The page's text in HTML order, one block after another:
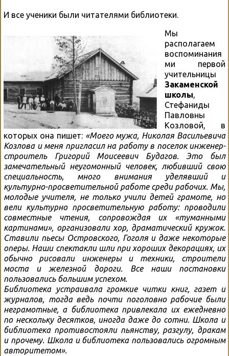
И все ученики были читателями библиотеки.
Мы
располагаем
воспоминания
ми первой
учительницы
Закаменской
школы,
Стефаниды
Павловны
Козловой, в
которых она пишет: «Моего мужа, Николая Васильевича
Козлова и меня пригласил на работу в поселок инженер-
строитель Григорий Моисеевич Будагов. Это был
замечательный неугомонный человек, любивший свою
специальность, много внимания уделявший и
культурно-просветительной работе среди рабочих. Мы,
молодые учителя, не только учили детей грамоте, но
вели культурно просветительную работу: проводили
совместные чтения, сопровождая их «туманными
картинами», организовали хор, драматический кружок.
Ставили пьесы Островского, Гоголя и даже некоторые
оперы. Наши спектакли шли при хороших декорациях, их
обычно рисовали инженеры и техники, строители
моста и железной дороги. Все наши постановки
пользовались большим успехом.
Библиотека устраивала громкие читки книг, газет и
журналов, тогда ведь почти поголовно рабочие были
неграмотные, а библиотека привлекала их ежедневно
по нескольку десятков, иногда даже до сотни. Школа и
библиотека противостояли пьянству, разгулу, дракам
и прочему. Школа и библиотека пользовались огромным
авторитетом».